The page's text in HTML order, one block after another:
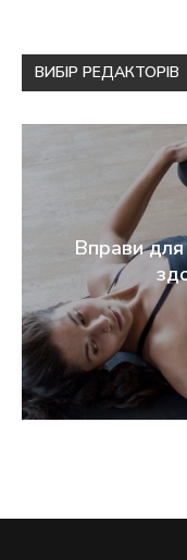
ВИБІР РЕДАКТОРІВ
Вправи